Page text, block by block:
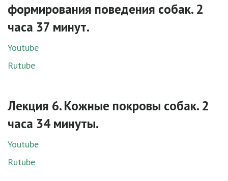
формирования поведения собак. 2
часа 37 минут.
Youtube
Rutube
Лекция 6. Кожные покровы собак. 2
часа 34 минуты.
Youtube
Rutube